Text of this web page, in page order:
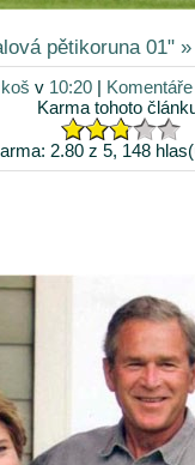
pětikoruna 01" »
v 10:20|
Karma tohoto
2.80 z 5, 148